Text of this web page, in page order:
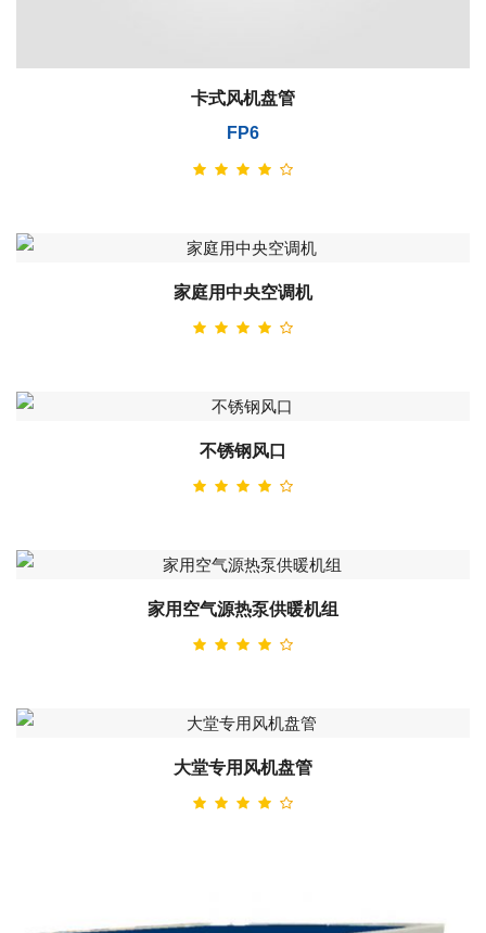
卡式风机盘管
FP6
家庭用中央空调机
不锈钢风口
家用空气源热泵供暖机组
大堂专用风机盘管